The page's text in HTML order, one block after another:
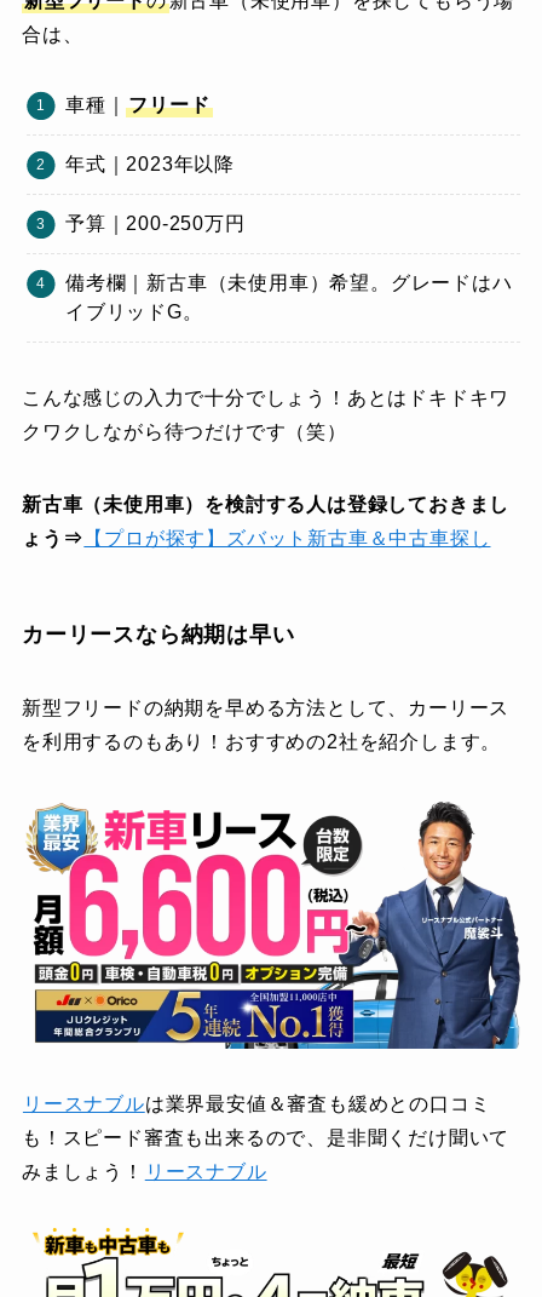
合は、
車種｜フリード
年式｜2023年以降
予算｜200-250万円
備考欄｜新古車（未使用車）希望。グレードはハ
イブリッドG。
こんな感じの入力で十分でしょう！あとはドキドキワ
クワクしながら待つだけです（笑）
新古車（未使用車）を検討する人は登録しておきまし
ょう⇒ 【プロが探す】ズバット新古車＆中古車探し
カーリースなら納期は早い
新型フリードの納期を早める方法として、カーリース
を利用するのもあり！おすすめの2社を紹介します。
リースナブルは業界最安値＆審査も緩めとの口コミ
も！スピード審査も出来るので、是非聞くだけ聞いて
みましょう！
リースナブル